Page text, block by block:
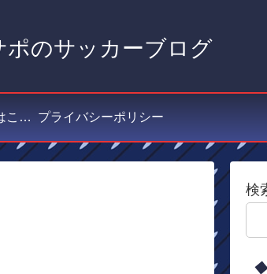
ポのサッカーブログ
感想・コメント等はこちら プライバシーポリシー
検